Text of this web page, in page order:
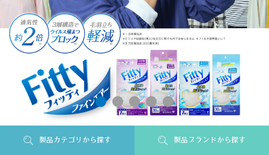
製品カテゴリから探す 製品ブランドから探す